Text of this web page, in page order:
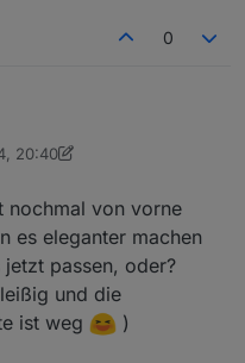
0
Zeile 1131 schreibst
die Änderung und rufst
wieder auf
sID_Tagesverbrauch
20:40
3. Juli 2024, 19:37
nochmal von vorne
es eleganter machen
passen, oder?
und die
ist weg
)